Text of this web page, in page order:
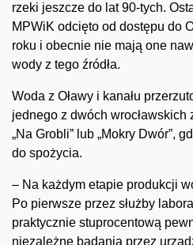
rzeki jeszcze do lat 90-tych.
MPWiK odcięto od dostępu do
roku i obecnie nie mają one
wody z tego źródła.
Woda z Oławy i kanału
jednego z dwóch wrocławskich
„Na Grobli” lub „Mokry Dwór”,
do spożycia.
– Na każdym etapie produkcji
Po pierwsze przez służby
praktycznie stuprocentową
niezależne badania przez